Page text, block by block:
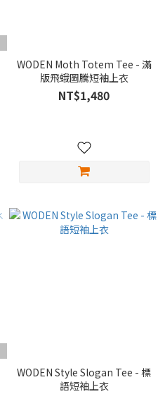
WODEN Moth Totem Tee - 滿
版飛蛾圖騰短袖上衣
NT$1,480
WODEN Style Slogan Tee - 標
語短袖上衣